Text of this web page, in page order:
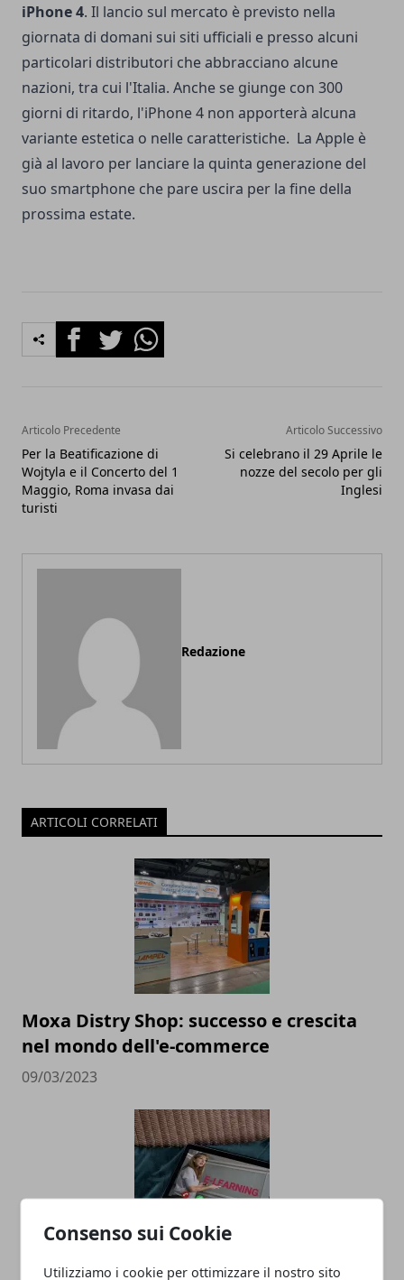
Consenso sui Cookie
Utilizziamo i cookie per ottimizzare il nostro sito
iPhone 4. Il lancio sul mercato è previsto nella
giornata di domani sui siti ufficiali e presso alcuni
particolari distributori che abbracciano alcune
nazioni, tra cui l'Italia. Anche se giunge con 300
giorni di ritardo, l'iPhone 4 non apporterà alcuna
variante estetica o nelle caratteristiche. La Apple è
già al lavoro per lanciare la quinta generazione del
suo smartphone che pare uscira per la fine della
prossima estate.
FacebookTwitterWhatsapp
Articolo Precedente
Per la Beatificazione di
Wojtyla e il Concerto del 1
Maggio, Roma invasa dai
turisti
Articolo Successivo
Si celebrano il 29 Aprile le
nozze del secolo per gli
Inglesi
Redazione
ARTICOLI CORRELATI
Moxa Distry Shop: successo e crescita
nel mondo dell'e-commerce
09/03/2023
Parlare in inglese su Skype, ecco può